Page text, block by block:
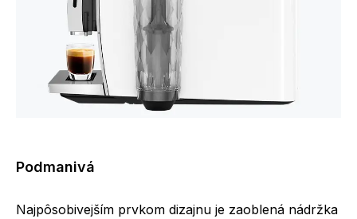
Podmanivá
Najpôsobivejším prvkom dizajnu je zaoblená nádržka